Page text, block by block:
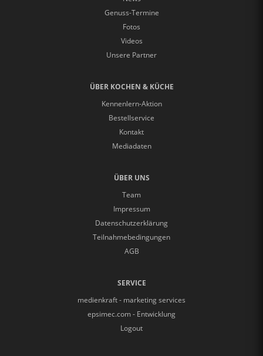
Genuss-Termine
Fotos
Videos
Unsere Partner
ÜBER KOCHEN & KÜCHE
Kennenlern-Aktion
Bestellservice
Kontakt
Mediadaten
ÜBER UNS
Team
Impressum
Datenschutzerklärung
Teilnahmebedingungen
AGB
SERVICE
medienkraft - marketing services
epsimec.com - Entwicklung
Logout